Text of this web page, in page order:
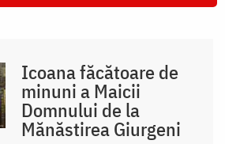
Icoana făcătoare de
minuni a Maicii
Domnului de la
Mănăstirea Giurgeni